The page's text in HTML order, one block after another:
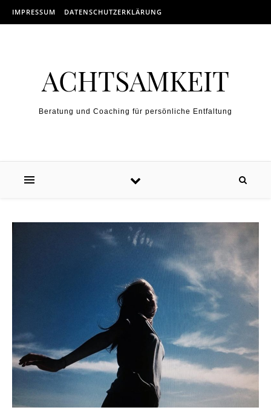
Skip to content
IMPRESSUM DATENSCHUTZERKLÄRUNG
ACHTSAMKEIT
Beratung und Coaching für persönliche Entfaltung